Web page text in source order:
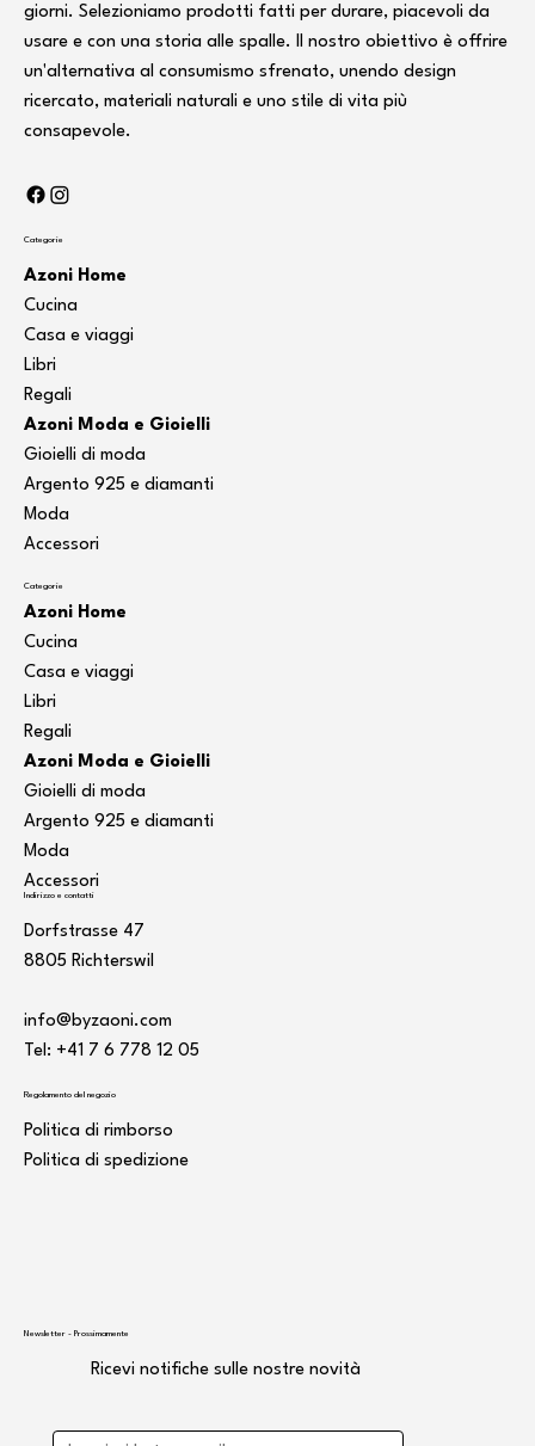
giorni. Selezioniamo prodotti fatti per durare, piacevoli da
usare e con una storia alle spalle. Il nostro obiettivo è offrire
un'alternativa al consumismo sfrenato, unendo design
ricercato, materiali naturali e uno stile di vita più
consapevole.
Categorie
Azoni Home
Cucina
Casa e viaggi
Libri
Regali
Azoni Moda e Gioielli
Gioielli di moda
Argento 925 e diamanti
Moda
Accessori
Categorie
Azoni Home
Cucina
Casa e viaggi
Libri
Regali
Azoni Moda e Gioielli
Gioielli di moda
Argento 925 e diamanti
Moda
Accessori
Indirizzo e contatti
Dorfstrasse 47
8805 Richterswil
info@byzaoni.com
Tel: +41 7 6 778 12 05
Regolamento del negozio
Politica di rimborso
Politica di spedizione
Newsletter - Prossimamente
Ricevi notifiche sulle nostre novità